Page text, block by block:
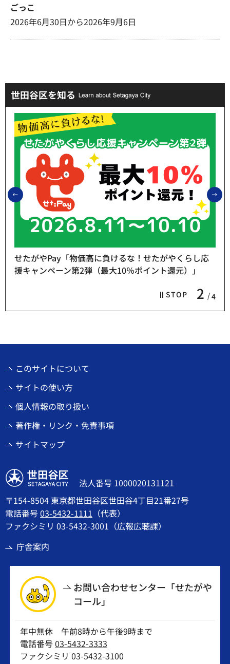
ごっこ
2026年6月30日から2026年9月6日
世田谷区を知る
前のスライドを表示
STOP 2 4
せたがやPay「物価高に負けるな！せたがやくらし応
援キャンペーン第2弾（最大10％ポイント還元）」
このサイトについて
サイトの使い方
個人情報の取り扱い
著作権・リンク・免責事項
サイトマップ
世田谷区
法人番号 1000020131121
〒154-8504 東京都世田谷区世田谷4丁目21番27号
電話番号03-5432-1111 （代表）
ファクシミリ 03-5432-3001（広報広聴課）
庁舎案内
お問い合わせセンター「せたがや
コール」
年中無休 午前8時から午後9時まで
電話番号03-5432-3333
ファクシミリ 03-5432-3100